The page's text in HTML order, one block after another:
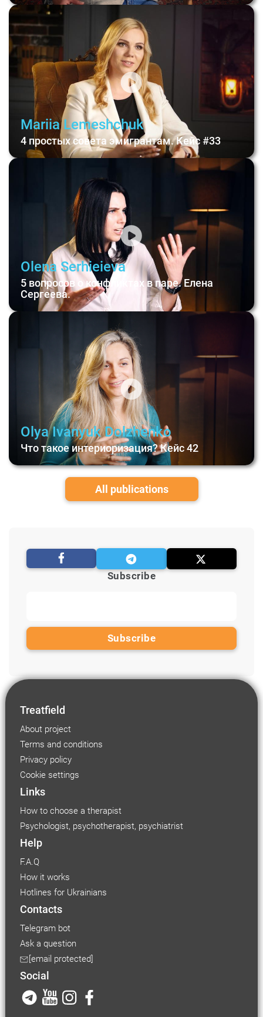
Mariia Lemeshchuk
4 простых совета эмигрантам. Кейс #33
Olena Serhieieva
5 вопросов о конфликтах в паре. Елена
Сергеева.
Olya Ivanyuk Dolzhenko
Что такое интериоризация? Кейс 42
All publications
Subscribe
Treatfield
About project
Terms and conditions
Privacy policy
Cookie settings
Links
How to choose a therapist
Psychologist, psychotherapist, psychiatrist
Help
F.A.Q
How it works
Hotlines for Ukrainians
Contacts
Telegram bot
Ask a question
[email protected]
Social